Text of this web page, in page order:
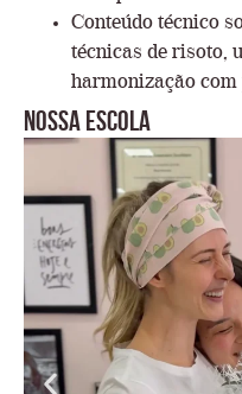
Conteúdo técnico
técnicas de risoto,
harmonização
Nossa escola